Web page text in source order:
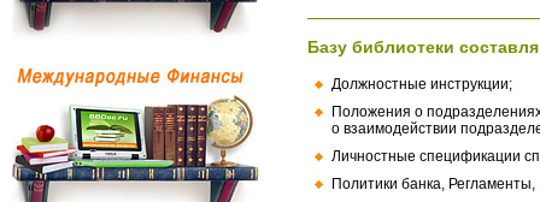
Базу библиотеки
Должностные инструкции;
Положения о
о взаимодействии
Личностные спецификации
Политики банка,